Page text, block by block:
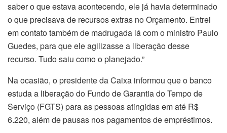
saber o que estava acontecendo, ele já havia determinado
o que precisava de recursos extras no Orçamento. Entrei
em contato também de madrugada lá com o ministro Paulo
Guedes, para que ele agilizasse a liberação desse
recurso. Tudo saiu como o planejado.”
Na ocasião, o presidente da Caixa informou que o banco
estuda a liberação do Fundo de Garantia do Tempo de
Serviço (FGTS) para as pessoas atingidas em até R$
6.220, além de pausas nos pagamentos de empréstimos.